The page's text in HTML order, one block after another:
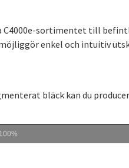
sortimentet till
möjliggör enkel och intuitiv
bläck kan du
100%